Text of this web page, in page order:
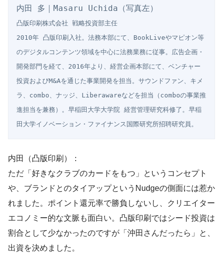
凸版印刷株式会社 戦略投資部主任
2010年 凸版印刷入社。法務本部にて、BookLiveやマピオン等
のデジタルコンテンツ領域を中心に法務業務に従事。広告企画・
開発部門を経て、2016年より、経営企画本部にて、ベンチャー
投資およびM&Aを通じた事業開発を担当。サウンドファン、キメ
ラ、combo、ナッジ、Liberawareなどを担当（comboの事業推
進担当を兼務）。早稲田大学大学院 経営管理研究科修了。早稲
田大学イノベーション・ファイナンス国際研究所招聘研究員。
内田（凸版印刷）：
ただ「好きなクラブのカードをもつ」というコンセプト
や、ブランドとのタイアップというNudgeの側面には惹か
れました。ポイント還元率で勝負しないし、クリエイター
エコノミー的な文脈も面白い。凸版印刷ではシード投資は
割合として少なかったのですが「沖田さんだったら」と、
出資を決めました。